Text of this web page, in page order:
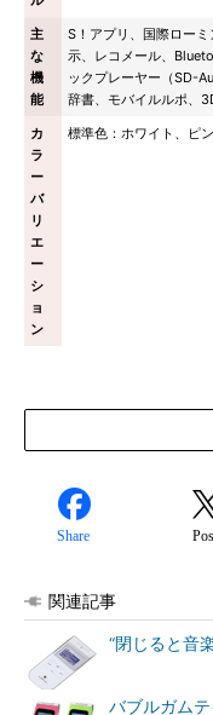
主
な
機
能
S！アプリ、国際ロー
示、レコメール、
ックプレーヤー（SD-
辞書、モバイルルポ、
カ
ラ
ー
バ
リ
エ
ー
シ
ョ
ン
標準色：ホワイト、ピ
Share
関連記事
“閉じると音
バブルガム